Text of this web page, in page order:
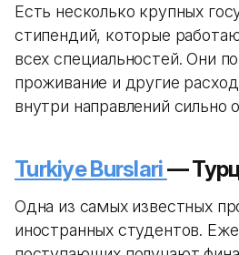
Есть несколько крупных
стипендий, которые
всех специальностей. Они
проживание и другие
внутри направлений сильно
Turkiye Burslari—
Одна из самых известных
иностранных студентов.